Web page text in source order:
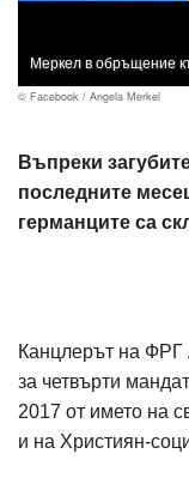
Меркел в обръщение
© Facebook / Angela Merkel
Въпреки
последните
германците са
Канцлерът на ФРГ
за четвърти
2017 от името на
и на Християн-